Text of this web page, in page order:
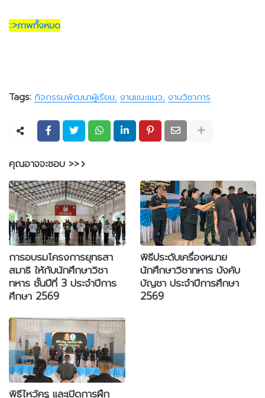
::>ภาพทั้งหมด
Tags: กิจกรรมพัฒนาผู้เรียน งานแนะแนว งานวิชาการ
คุณอาจจะชอบ >>
การอบรมโครงการยุทธสา
สมาธิ ให้กับนักศึกษาวิชา
ทหาร ชั้นปีที่ 3 ประจำปีการ
ศึกษา 2569
พิธีประดับเครื่องหมาย
นักศึกษาวิชาทหาร บังคับ
บัญชา ประจำปีการศึกษา
2569
พิธีไหว้ครู และเปิดการฝึก